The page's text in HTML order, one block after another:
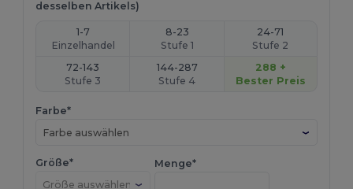
desselben Artikels)
1-7
Einzelhandel
8-23
Stufe 1
24-71
Stufe 2
72-143
Stufe 3
144-287
Stufe 4
288 +
Bester Preis
Farbe*
Farbe auswählen
Größe* Menge*